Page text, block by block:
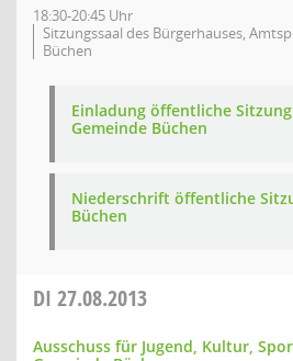
18:30-20:45 Uhr
Sitzungssaal des Bürgerhauses,
Büchen
Einladung öffentliche Sitzung
Gemeinde Büchen
Niederschrift öffentliche
Büchen
DI 27.08.2013
Ausschuss für Jugend, Kultur,